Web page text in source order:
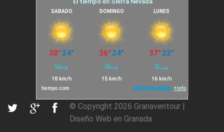
© Copyright 2026 Granaventour |
Diseño Web en Granada